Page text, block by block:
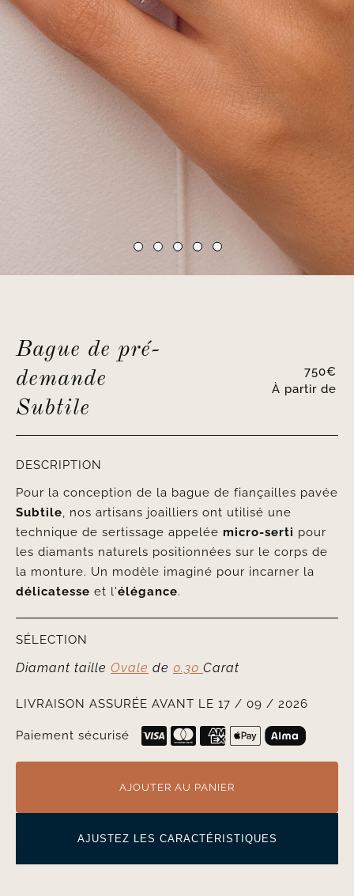
Bague de pré-
demande
Subtile
À partir de
750€
DESCRIPTION
Pour la conception de la bague de fiançailles pavée
Subtile, nos artisans joailliers ont utilisé une
technique de sertissage appelée micro-serti pour
les diamants naturels positionnées sur le corps de
la monture. Un modèle imaginé pour incarner la
délicatesse et l'élégance.
SÉLECTION
Diamant taille Ovale de 0.30 Carat
LIVRAISON ASSURÉE AVANT LE 17 / 09 / 2026
Paiement sécurisé
AJOUTER AU PANIER
AJUSTEZ LES CARACTÉRISTIQUES